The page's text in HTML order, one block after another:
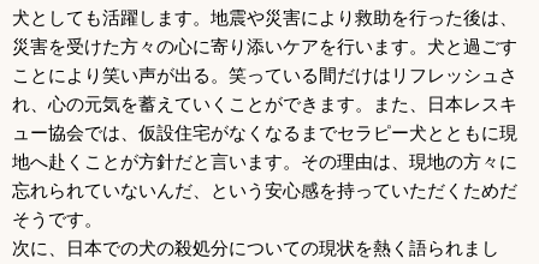
犬としても活躍します。地震や災害により救助を行った後は、
災害を受けた方々の心に寄り添いケアを行います。犬と過ごす
ことにより笑い声が出る。笑っている間だけはリフレッシュさ
れ、心の元気を蓄えていくことができます。また、日本レスキ
ュー協会では、仮設住宅がなくなるまでセラピー犬とともに現
地へ赴くことが方針だと言います。その理由は、現地の方々に
忘れられていないんだ、という安心感を持っていただくためだ
そうです。
次に、日本での犬の殺処分についての現状を熱く語られまし